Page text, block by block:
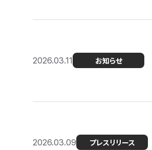
2026.03.11 お知らせ
2026.03.09 プレスリリース